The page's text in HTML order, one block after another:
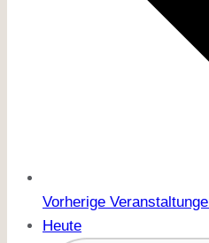
Vorherige
Heute